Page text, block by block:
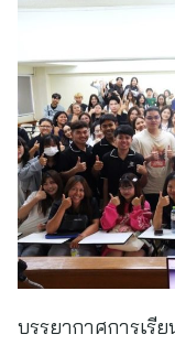
บรรยากาศการเรี